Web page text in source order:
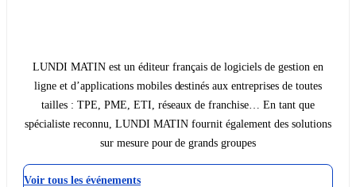
LUNDI MATIN est un éditeur français de logiciels de gestion en
ligne et d’applications mobiles destinés aux entreprises de toutes
tailles : TPE, PME, ETI, réseaux de franchise… En tant que
spécialiste reconnu, LUNDI MATIN fournit également des solutions
sur mesure pour de grands groupes
Voir tous les événements